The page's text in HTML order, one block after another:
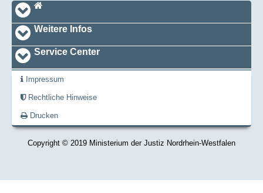
Navi_footer
Startseite
Weitere Infos
Service Center
Impressum
Rechtliche Hinweise
Drucken
Copyright © 2019 Ministerium der Justiz Nordrhein-Westfalen